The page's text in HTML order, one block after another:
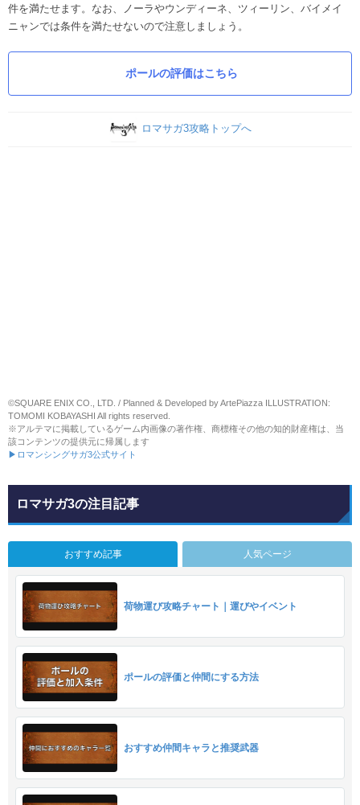
件を満たせます。なお、ノーラやウンディーネ、ツィーリン、バイメイ
ニャンでは条件を満たせないので注意しましょう。
ポールの評価はこちら
ロマサガ3攻略トップへ
©SQUARE ENIX CO., LTD. / Planned & Developed by ArtePiazza ILLUSTRATION:
TOMOMI KOBAYASHI All rights reserved.
※アルテマに掲載しているゲーム内画像の著作権、商標権その他の知的財産権は、当
該コンテンツの提供元に帰属します
▶ロマンシングサガ3公式サイト
ロマサガ3の注目記事
おすすめ記事 人気ページ
荷物運び攻略チャート｜運びやイベント
ポールの評価と仲間にする方法
おすすめ仲間キャラと推奨武器